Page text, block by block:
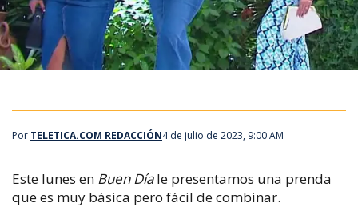
Por TELETICA.COM REDACCIÓN4 de julio de 2023, 9:00 AM
Este lunes en Buen Díale presentamos una prenda
que es muy básica pero fácil de combinar.